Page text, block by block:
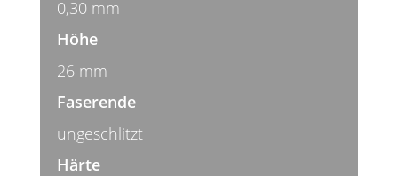
0,30 mm
Höhe
26 mm
Faserende
ungeschlitzt
Härte